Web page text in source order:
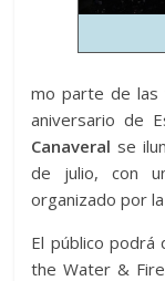
mo parte de las
aniversario de
Canaveral se
de julio, con
organizado por la
El público podrá
the Water &